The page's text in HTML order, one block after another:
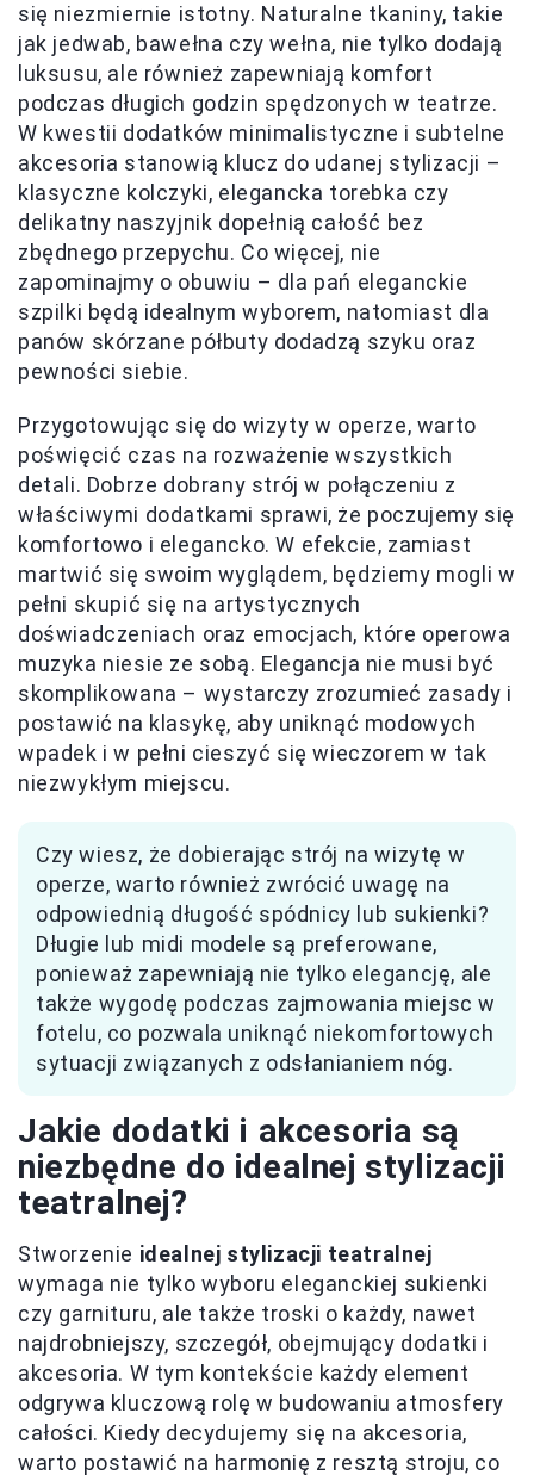
się niezmiernie istotny. Naturalne tkaniny, takie
jak jedwab, bawełna czy wełna, nie tylko dodają
luksusu, ale również zapewniają komfort
podczas długich godzin spędzonych w teatrze.
W kwestii dodatków minimalistyczne i subtelne
akcesoria stanowią klucz do udanej stylizacji –
klasyczne kolczyki, elegancka torebka czy
delikatny naszyjnik dopełnią całość bez
zbędnego przepychu. Co więcej, nie
zapominajmy o obuwiu – dla pań eleganckie
szpilki będą idealnym wyborem, natomiast dla
panów skórzane półbuty dodadzą szyku oraz
pewności siebie.
Przygotowując się do wizyty w operze, warto
poświęcić czas na rozważenie wszystkich
detali. Dobrze dobrany strój w połączeniu z
właściwymi dodatkami sprawi, że poczujemy się
komfortowo i elegancko. W efekcie, zamiast
martwić się swoim wyglądem, będziemy mogli w
pełni skupić się na artystycznych
doświadczeniach oraz emocjach, które operowa
muzyka niesie ze sobą. Elegancja nie musi być
skomplikowana – wystarczy zrozumieć zasady i
postawić na klasykę, aby uniknąć modowych
wpadek i w pełni cieszyć się wieczorem w tak
niezwykłym miejscu.
Czy wiesz, że dobierając strój na wizytę w
operze, warto również zwrócić uwagę na
odpowiednią długość spódnicy lub sukienki?
Długie lub midi modele są preferowane,
ponieważ zapewniają nie tylko elegancję, ale
także wygodę podczas zajmowania miejsc w
fotelu, co pozwala uniknąć niekomfortowych
sytuacji związanych z odsłanianiem nóg.
Jakie dodatki i akcesoria są
niezbędne do idealnej stylizacji
teatralnej?
Stworzenie idealnej stylizacji teatralnej
wymaga nie tylko wyboru eleganckiej sukienki
czy garnituru, ale także troski o każdy, nawet
najdrobniejszy, szczegół, obejmujący dodatki i
akcesoria. W tym kontekście każdy element
odgrywa kluczową rolę w budowaniu atmosfery
całości. Kiedy decydujemy się na akcesoria,
warto postawić na harmonię z resztą stroju, co